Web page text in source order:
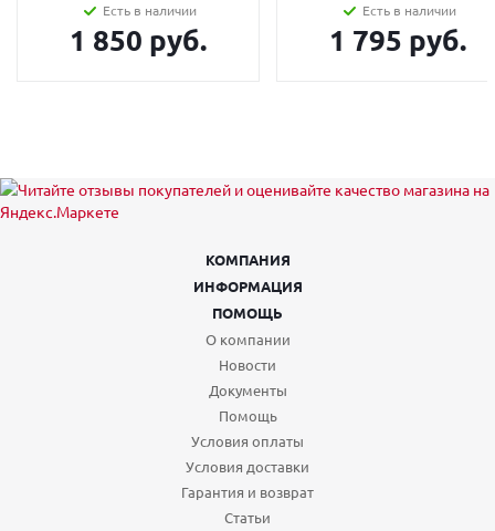
Есть в наличии
1 850 руб.
Есть в наличии
1 795 руб.
КОМПАНИЯ
ИНФОРМАЦИЯ
ПОМОЩЬ
О компании
Новости
Документы
Помощь
Условия оплаты
Условия доставки
Гарантия и возврат
Статьи